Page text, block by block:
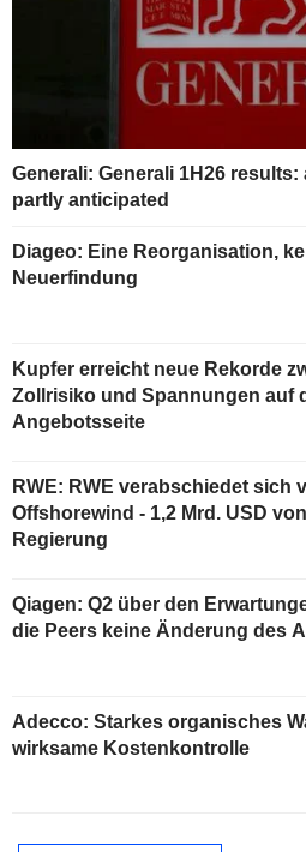
Generali: Generali 1H26
partly anticipated
Diageo: Eine Reorganisation,
Neuerfindung
Kupfer erreicht neue Rekorde
Zollrisiko und Spannungen auf
Angebotsseite
RWE: RWE verabschiedet sich
Offshorewind - 1,2 Mrd. USD
Regierung
Qiagen: Q2 über den
die Peers keine Änderung des
Adecco: Starkes organisches
wirksame Kostenkontrolle